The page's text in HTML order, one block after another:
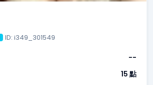
ID: i349_301549
--
15 點